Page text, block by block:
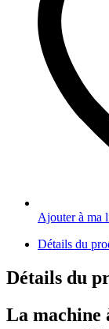
Ajouter à ma
Détails du
Détails du
La machine